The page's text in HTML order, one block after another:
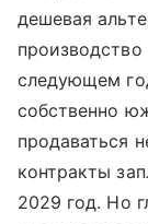
дешевая
следующем
собственно
продаваться
контракты
2029 год. Но